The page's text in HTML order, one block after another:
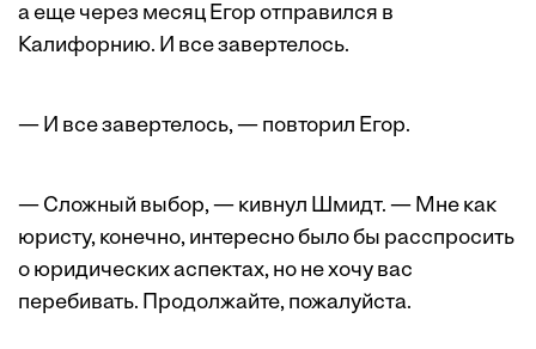
а еще через месяц Егор отправился в
Калифорнию. И все завертелось.
— И все завертелось, — повторил Егор.
— Сложный выбор, — кивнул Шмидт. — Мне как
юристу, конечно, интересно было бы расспросить
о юридических аспектах, но не хочу вас
перебивать. Продолжайте, пожалуйста.